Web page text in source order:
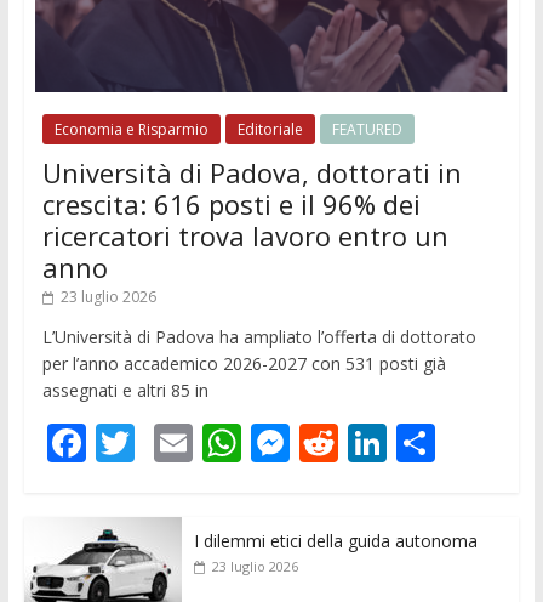
Economia e Risparmio Editoriale FEATURED
Università di Padova, dottorati in
crescita: 616 posti e il 96% dei
ricercatori trova lavoro entro un
anno
23 luglio 2026
L’Università di Padova ha ampliato l’offerta di dottorato
per l’anno accademico 2026-2027 con 531 posti già
assegnati e altri 85 in
F
e
b
T
itt
er
E
ai
l
W
s
M
ss
e
R
di
Li
e
C
di
I dilemmi etici della guida autonoma
23 luglio 2026